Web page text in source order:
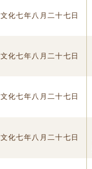
文化七年八月二十七日
文化七年八月二十七日
文化七年八月二十七日
文化七年八月二十七日